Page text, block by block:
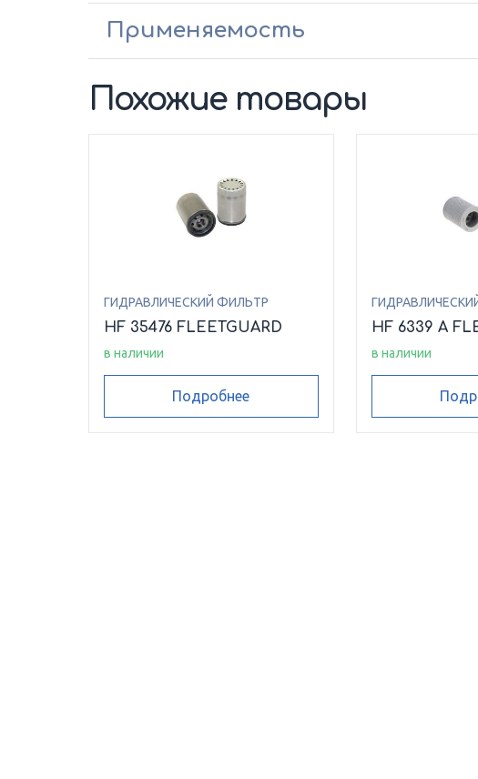
Применяемость
Похожие товары
ГИДРАВЛИЧЕСКИЙ ФИЛЬТР
HF 35476 FLEETGUARD
в наличии
Подробнее
HF 6339 A
в наличии